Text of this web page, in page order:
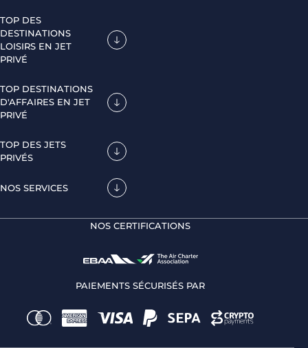
TOP DES
DESTINATIONS
LOISIRS EN JET
PRIVÉ
TOP DESTINATIONS
D'AFFAIRES EN JET
PRIVÉ
TOP DES JETS
PRIVÉS
NOS SERVICES
NOS CERTIFICATIONS
PAIEMENTS SÉCURISÉS PAR